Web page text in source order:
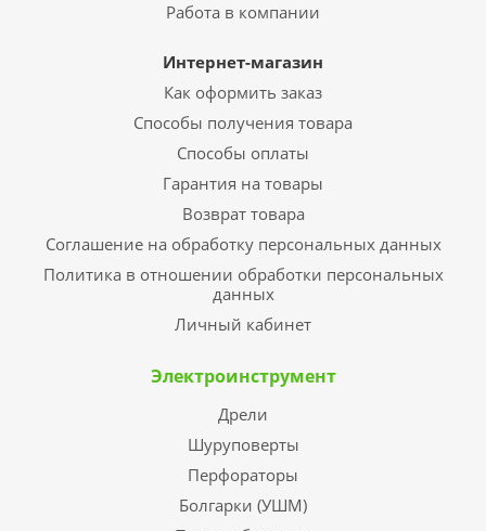
Работа в компании
Интернет-магазин
Как оформить заказ
Способы получения товара
Способы оплаты
Гарантия на товары
Возврат товара
Соглашение на обработку персональных данных
Политика в отношении обработки персональных
данных
Личный кабинет
Электроинструмент
Дрели
Шуруповерты
Перфораторы
Болгарки (УШМ)